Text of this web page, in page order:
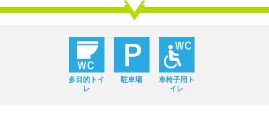
多目的トイ
レ
駐車場
車椅子用ト
イレ